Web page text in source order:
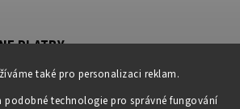
také pro personalizaci reklam.
podobné technologie pro správné fungování
PLATBY